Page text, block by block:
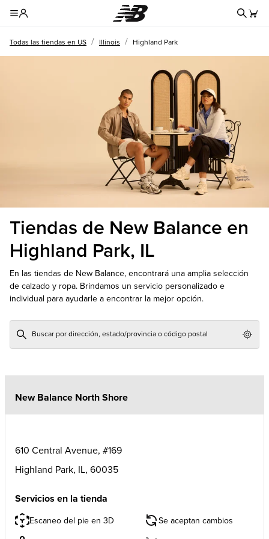
Todas las tiendas en US / Illinois / Highland Park
Tiendas de New Balance en
Highland Park, IL
En las tiendas de New Balance, encontrará una amplia selección
de calzado y ropa. Brindamos un servicio personalizado e
individual para ayudarle a encontrar la mejor opción.
New Balance North Shore
610 Central Avenue, #169
Highland Park, IL, 60035
Servicios en la tienda
Escaneo del pie en 3D Se aceptan cambios